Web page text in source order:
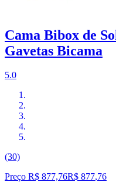
Cama Bibox de
Gavetas Bicama
5.0
(30)
Preço R$ 877,76R$ 877,76